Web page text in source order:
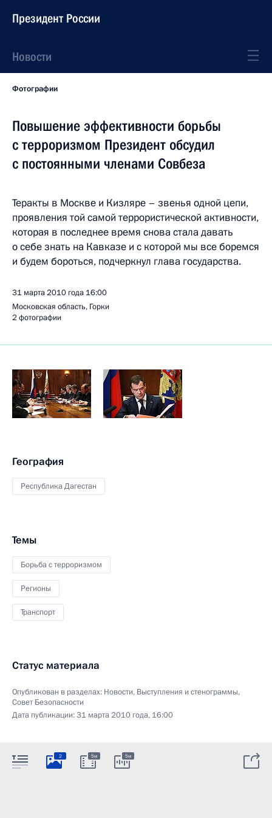
Президент России
Новости
Фотографии
Повышение эффективности борьбы
с терроризмом Президент обсудил
с постоянными членами Совбеза
Теракты в Москве и Кизляре – звенья одной цепи,
проявления той самой террористической активности,
которая в последнее время снова стала давать
о себе знать на Кавказе и с которой мы все боремся
и будем бороться, подчеркнул глава государства.
31 марта 2010 года 16:00
Московская область, Горки
2 фотографии
География
Республика Дагестан
Темы
Борьба с терроризмом
Регионы
Транспорт
Статус материала
Опубликован в разделах: Новости, Выступления и стенограммы,
Совет Безопасности
Дата публикации:31 марта 2010 года, 16:00
2 5м 5м